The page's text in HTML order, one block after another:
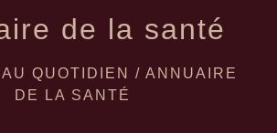
de la santé
AU QUOTIDIEN / ANNUAIRE
DE LA SANTÉ